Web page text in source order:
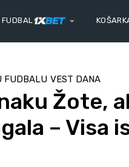
FUDBAL
FUDBALU VEST DANA
Žote,
– Visa